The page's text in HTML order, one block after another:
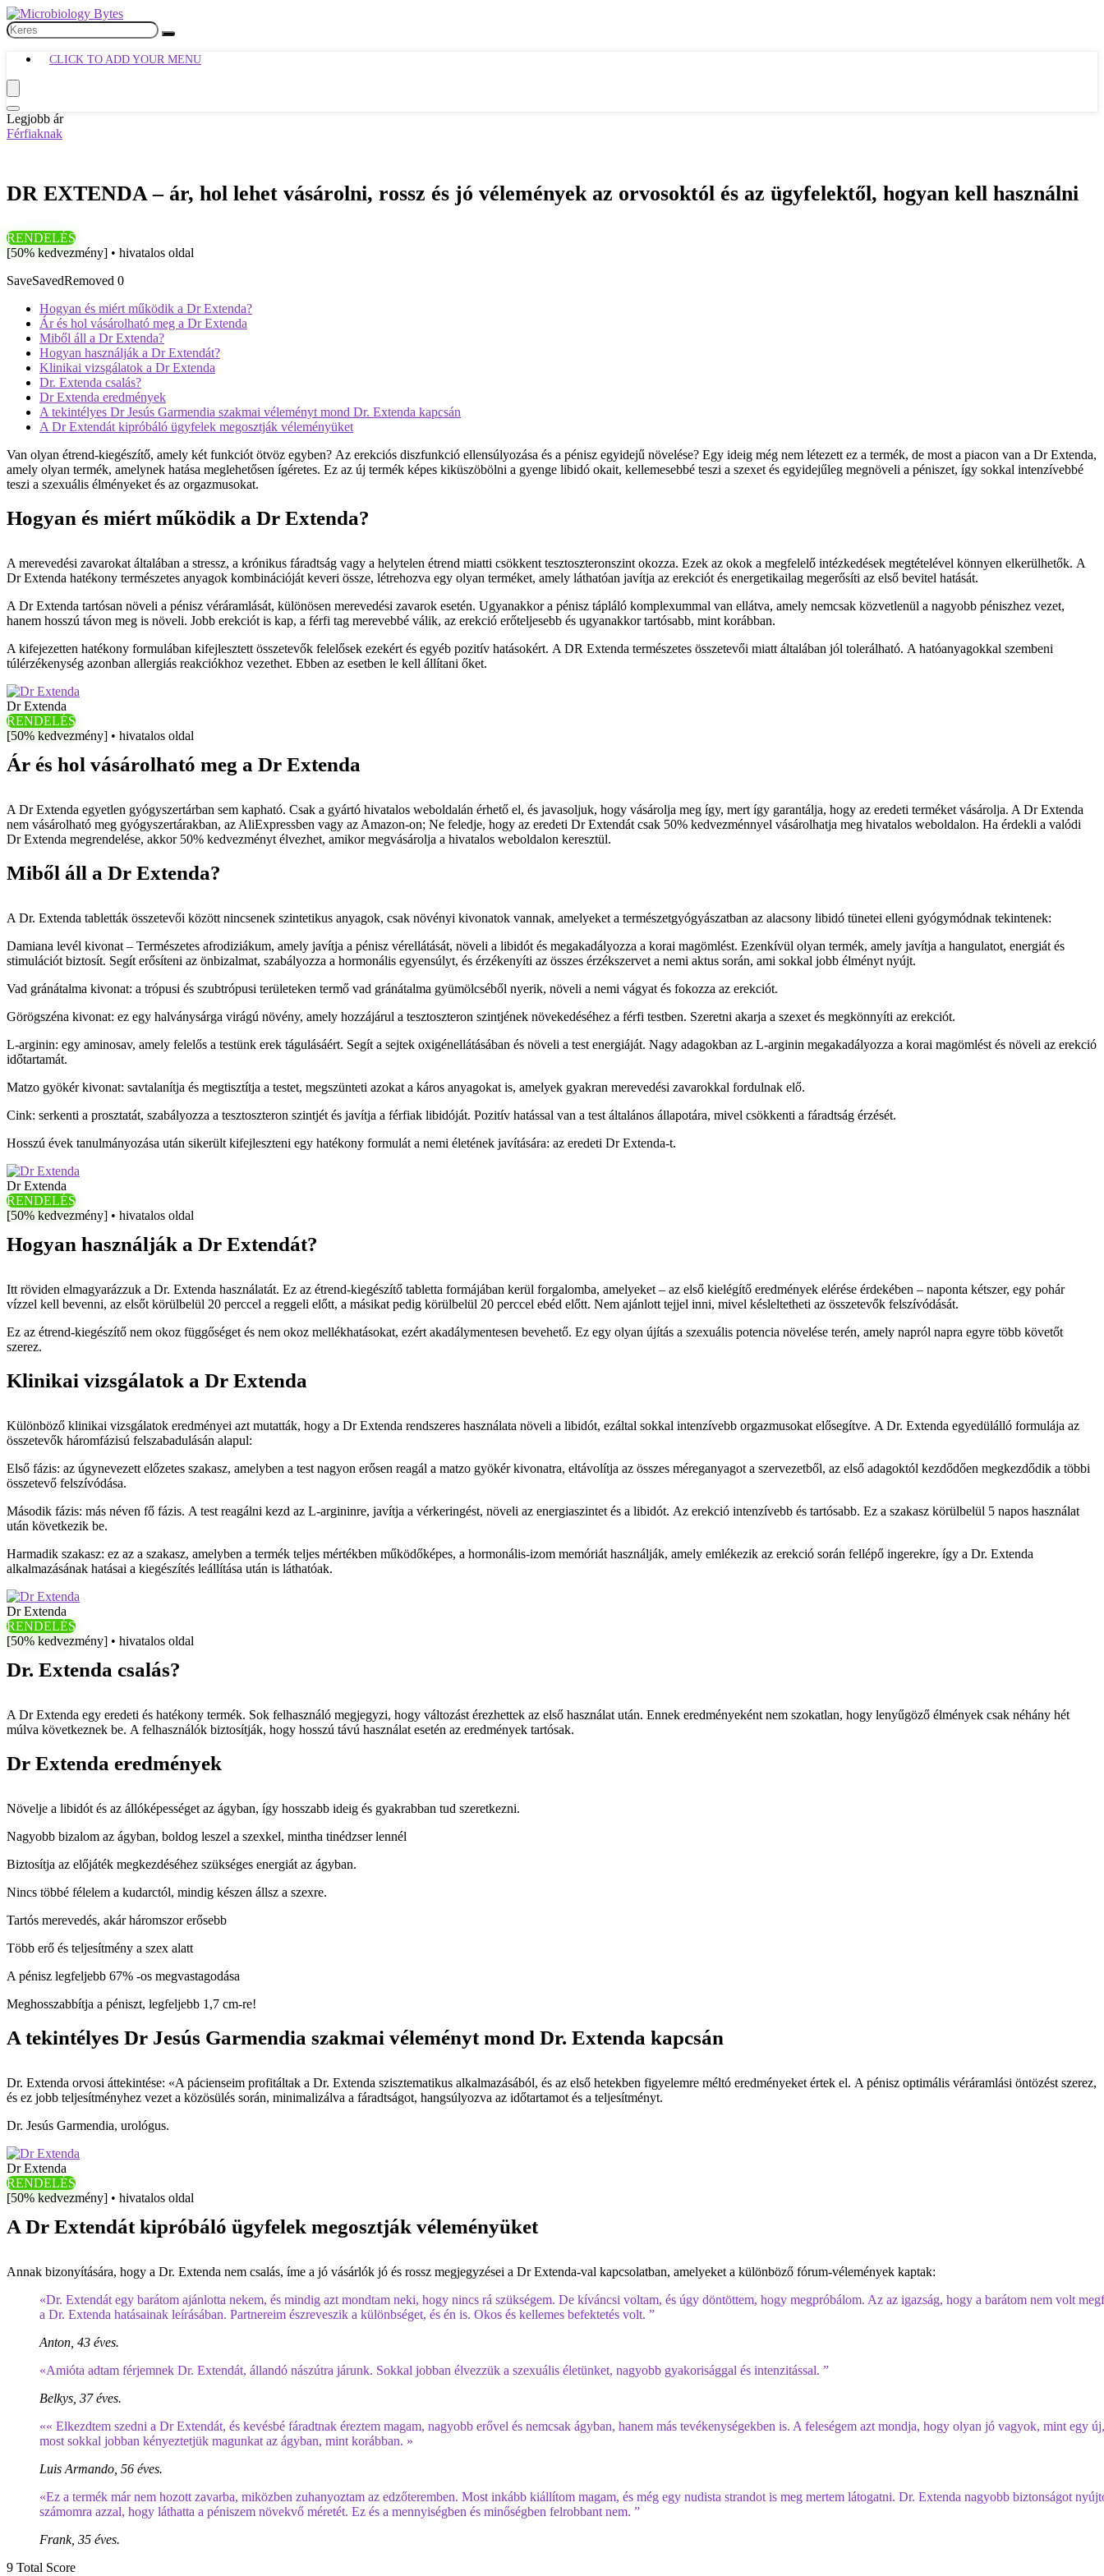
CLICK TO ADD YOUR MENU
Legjobb ár
Férfiaknak
DR EXTENDA – ár, hol lehet vásárolni, rossz és jó vélemények az orvosoktól és az ügyfelektől, hogyan kell használni
RENDELÉS
[50% kedvezmény] • hivatalos oldal
SaveSavedRemoved 0
Hogyan és miért működik a Dr Extenda?
Ár és hol vásárolható meg a Dr Extenda
Miből áll a Dr Extenda?
Hogyan használják a Dr Extendát?
Klinikai vizsgálatok a Dr Extenda
Dr. Extenda csalás?
Dr Extenda eredmények
A tekintélyes Dr Jesús Garmendia szakmai véleményt mond Dr. Extenda kapcsán
A Dr Extendát kipróbáló ügyfelek megosztják véleményüket
Van olyan étrend-kiegészítő, amely két funkciót ötvöz egyben? Az erekciós diszfunkció ellensúlyozása és a pénisz egyidejű növelése? Egy ideig még nem létezett ez a termék, de most a piacon van a Dr Extenda,
amely olyan termék, amelynek hatása meglehetősen ígéretes. Ez az új termék képes kiküszöbölni a gyenge libidó okait, kellemesebbé teszi a szexet és egyidejűleg megnöveli a péniszet, így sokkal intenzívebbé
teszi a szexuális élményeket és az orgazmusokat.
Hogyan és miért működik a Dr Extenda?
A merevedési zavarokat általában a stressz, a krónikus fáradtság vagy a helytelen étrend miatti csökkent tesztoszteronszint okozza. Ezek az okok a megfelelő intézkedések megtételével könnyen elkerülhetők. A
Dr Extenda hatékony természetes anyagok kombinációját keveri össze, létrehozva egy olyan terméket, amely láthatóan javítja az erekciót és energetikailag megerősíti az első bevitel hatását.
A Dr Extenda tartósan növeli a pénisz véráramlását, különösen merevedési zavarok esetén. Ugyanakkor a pénisz tápláló komplexummal van ellátva, amely nemcsak közvetlenül a nagyobb péniszhez vezet,
hanem hosszú távon meg is növeli. Jobb erekciót is kap, a férfi tag merevebbé válik, az erekció erőteljesebb és ugyanakkor tartósabb, mint korábban.
A kifejezetten hatékony formulában kifejlesztett összetevők felelősek ezekért és egyéb pozitív hatásokért. A DR Extenda természetes összetevői miatt általában jól tolerálható. A hatóanyagokkal szembeni
túlérzékenység azonban allergiás reakciókhoz vezethet. Ebben az esetben le kell állítani őket.
Dr Extenda
RENDELÉS
[50% kedvezmény] • hivatalos oldal
Ár és hol vásárolható meg a Dr Extenda
A Dr Extenda egyetlen gyógyszertárban sem kapható. Csak a gyártó hivatalos weboldalán érhető el, és javasoljuk, hogy vásárolja meg így, mert így garantálja, hogy az eredeti terméket vásárolja. A Dr Extenda
nem vásárolható meg gyógyszertárakban, az AliExpressben vagy az Amazon-on; Ne feledje, hogy az eredeti Dr Extendát csak 50% kedvezménnyel vásárolhatja meg hivatalos weboldalon. Ha érdekli a valódi
Dr Extenda megrendelése, akkor 50% kedvezményt élvezhet, amikor megvásárolja a hivatalos weboldalon keresztül.
Miből áll a Dr Extenda?
A Dr. Extenda tabletták összetevői között nincsenek szintetikus anyagok, csak növényi kivonatok vannak, amelyeket a természetgyógyászatban az alacsony libidó tünetei elleni gyógymódnak tekintenek:
Damiana levél kivonat – Természetes afrodiziákum, amely javítja a pénisz vérellátását, növeli a libidót és megakadályozza a korai magömlést. Ezenkívül olyan termék, amely javítja a hangulatot, energiát és
stimulációt biztosít. Segít erősíteni az önbizalmat, szabályozza a hormonális egyensúlyt, és érzékenyíti az összes érzékszervet a nemi aktus során, ami sokkal jobb élményt nyújt.
Vad gránátalma kivonat: a trópusi és szubtrópusi területeken termő vad gránátalma gyümölcséből nyerik, növeli a nemi vágyat és fokozza az erekciót.
Görögszéna kivonat: ez egy halványsárga virágú növény, amely hozzájárul a tesztoszteron szintjének növekedéséhez a férfi testben. Szeretni akarja a szexet és megkönnyíti az erekciót.
L-arginin: egy aminosav, amely felelős a testünk erek tágulásáért. Segít a sejtek oxigénellátásában és növeli a test energiáját. Nagy adagokban az L-arginin megakadályozza a korai magömlést és növeli az erekció
időtartamát.
Matzo gyökér kivonat: savtalanítja és megtisztítja a testet, megszünteti azokat a káros anyagokat is, amelyek gyakran merevedési zavarokkal fordulnak elő.
Cink: serkenti a prosztatát, szabályozza a tesztoszteron szintjét és javítja a férfiak libidóját. Pozitív hatással van a test általános állapotára, mivel csökkenti a fáradtság érzését.
Hosszú évek tanulmányozása után sikerült kifejleszteni egy hatékony formulát a nemi életének javítására: az eredeti Dr Extenda-t.
Dr Extenda
RENDELÉS
[50% kedvezmény] • hivatalos oldal
Hogyan használják a Dr Extendát?
Itt röviden elmagyarázzuk a Dr. Extenda használatát. Ez az étrend-kiegészítő tabletta formájában kerül forgalomba, amelyeket – az első kielégítő eredmények elérése érdekében – naponta kétszer, egy pohár
vízzel kell bevenni, az elsőt körülbelül 20 perccel a reggeli előtt, a másikat pedig körülbelül 20 perccel ebéd előtt. Nem ajánlott tejjel inni, mivel késleltetheti az összetevők felszívódását.
Ez az étrend-kiegészítő nem okoz függőséget és nem okoz mellékhatásokat, ezért akadálymentesen bevehető. Ez egy olyan újítás a szexuális potencia növelése terén, amely napról napra egyre több követőt
szerez.
Klinikai vizsgálatok a Dr Extenda
Különböző klinikai vizsgálatok eredményei azt mutatták, hogy a Dr Extenda rendszeres használata növeli a libidót, ezáltal sokkal intenzívebb orgazmusokat elősegítve. A Dr. Extenda egyedülálló formulája az
összetevők háromfázisú felszabadulásán alapul:
Első fázis: az úgynevezett előzetes szakasz, amelyben a test nagyon erősen reagál a matzo gyökér kivonatra, eltávolítja az összes méreganyagot a szervezetből, az első adagoktól kezdődően megkezdődik a többi
összetevő felszívódása.
Második fázis: más néven fő fázis. A test reagálni kezd az L-argininre, javítja a vérkeringést, növeli az energiaszintet és a libidót. Az erekció intenzívebb és tartósabb. Ez a szakasz körülbelül 5 napos használat
után következik be.
Harmadik szakasz: ez az a szakasz, amelyben a termék teljes mértékben működőképes, a hormonális-izom memóriát használják, amely emlékezik az erekció során fellépő ingerekre, így a Dr. Extenda
alkalmazásának hatásai a kiegészítés leállítása után is láthatóak.
Dr Extenda
RENDELÉS
[50% kedvezmény] • hivatalos oldal
Dr. Extenda csalás?
A Dr Extenda egy eredeti és hatékony termék. Sok felhasználó megjegyzi, hogy változást érezhettek az első használat után. Ennek eredményeként nem szokatlan, hogy lenyűgöző élmények csak néhány hét
múlva következnek be. A felhasználók biztosítják, hogy hosszú távú használat esetén az eredmények tartósak.
Dr Extenda eredmények
Növelje a libidót és az állóképességet az ágyban, így hosszabb ideig és gyakrabban tud szeretkezni.
Nagyobb bizalom az ágyban, boldog leszel a szexkel, mintha tinédzser lennél
Biztosítja az előjáték megkezdéséhez szükséges energiát az ágyban.
Nincs többé félelem a kudarctól, mindig készen állsz a szexre.
Tartós merevedés, akár háromszor erősebb
Több erő és teljesítmény a szex alatt
A pénisz legfeljebb 67% -os megvastagodása
Meghosszabbítja a péniszt, legfeljebb 1,7 cm-re!
A tekintélyes Dr Jesús Garmendia szakmai véleményt mond Dr. Extenda kapcsán
Dr. Extenda orvosi áttekintése: «A pácienseim profitáltak a Dr. Extenda szisztematikus alkalmazásából, és az első hetekben figyelemre méltó eredményeket értek el. A pénisz optimális véráramlási öntözést szerez,
és ez jobb teljesítményhez vezet a közösülés során, minimalizálva a fáradtságot, hangsúlyozva az időtartamot és a teljesítményt.
Dr. Jesús Garmendia, urológus.
Dr Extenda
RENDELÉS
[50% kedvezmény] • hivatalos oldal
A Dr Extendát kipróbáló ügyfelek megosztják véleményüket
Annak bizonyítására, hogy a Dr. Extenda nem csalás, íme a jó vásárlók jó és rossz megjegyzései a Dr Extenda-val kapcsolatban, amelyeket a különböző fórum-vélemények kaptak:
«Dr. Extendát egy barátom ajánlotta nekem, és mindig azt mondtam neki, hogy nincs rá szükségem. De kíváncsi voltam, és úgy döntöttem, hogy megpróbálom. Az az igazság, hogy a barátom nem volt
a Dr. Extenda hatásainak leírásában. Partnereim észreveszik a különbséget, és én is. Okos és kellemes befektetés volt. ”
Anton, 43 éves.
«Amióta adtam férjemnek Dr. Extendát, állandó nászútra járunk. Sokkal jobban élvezzük a szexuális életünket, nagyobb gyakorisággal és intenzitással. ”
Belkys, 37 éves.
«« Elkezdtem szedni a Dr Extendát, és kevésbé fáradtnak éreztem magam, nagyobb erővel és nemcsak ágyban, hanem más tevékenységekben is. A feleségem azt mondja, hogy olyan jó vagyok, mint egy
most sokkal jobban kényeztetjük magunkat az ágyban, mint korábban. »
Luis Armando, 56 éves.
«Ez a termék már nem hozott zavarba, miközben zuhanyoztam az edzőteremben. Most inkább kiállítom magam, és még egy nudista strandot is meg mertem látogatni. Dr. Extenda nagyobb biztonságot
számomra azzal, hogy láthatta a péniszem növekvő méretét. Ez és a mennyiségben és minőségben felrobbant nem. ”
Frank, 35 éves.
9 Total Score